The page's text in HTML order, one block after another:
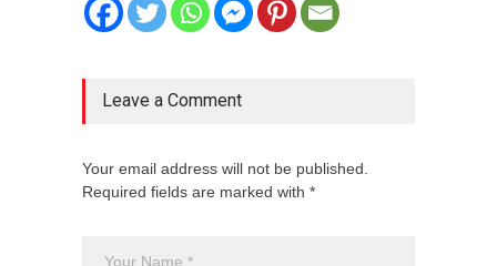
Leave a Comment
Your email address will not be published.
Required fields are marked with *